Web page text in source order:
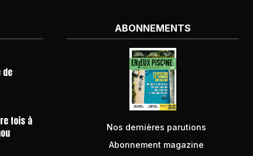
de
fois à
ABONNEMENTS
Nos dernières parutions
Abonnement magazine